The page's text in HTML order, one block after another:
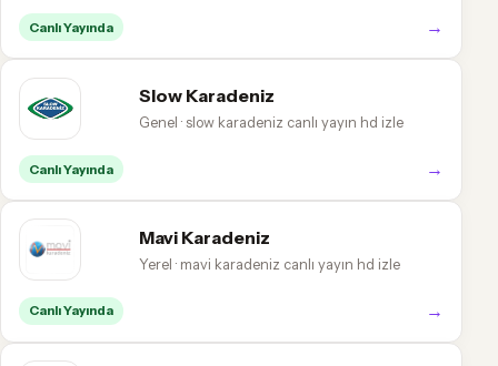
Canlı Yayında →
Slow Karadeniz
Genel · slow karadeniz canlı yayın hd izle
Canlı Yayında →
Mavi Karadeniz
Yerel · mavi karadeniz canlı yayın hd izle
Canlı Yayında →